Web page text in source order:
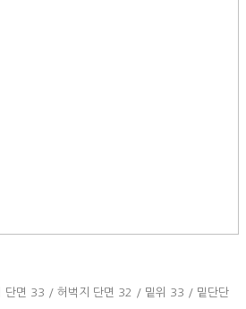
단면 33 / 허벅지 단면 32 / 밑위 33 / 밑단단